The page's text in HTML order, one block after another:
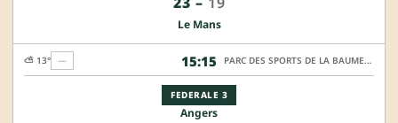
Le Mans
15:15
FEDERALE 3
Angers
⛅ 13° — PARC DES SPORTS DE LA BAUMETTE - TERRAIN I